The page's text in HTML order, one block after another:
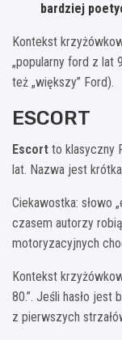
bardziej
Kontekst
„popularny ford z lat
też „większy” Ford).
ESCORT
Escort to klasyczny
lat. Nazwa jest
Ciekawostka: słowo
czasem autorzy
motoryzacyjnych
Kontekst
80.”. Jeśli hasło jest
z pierwszych